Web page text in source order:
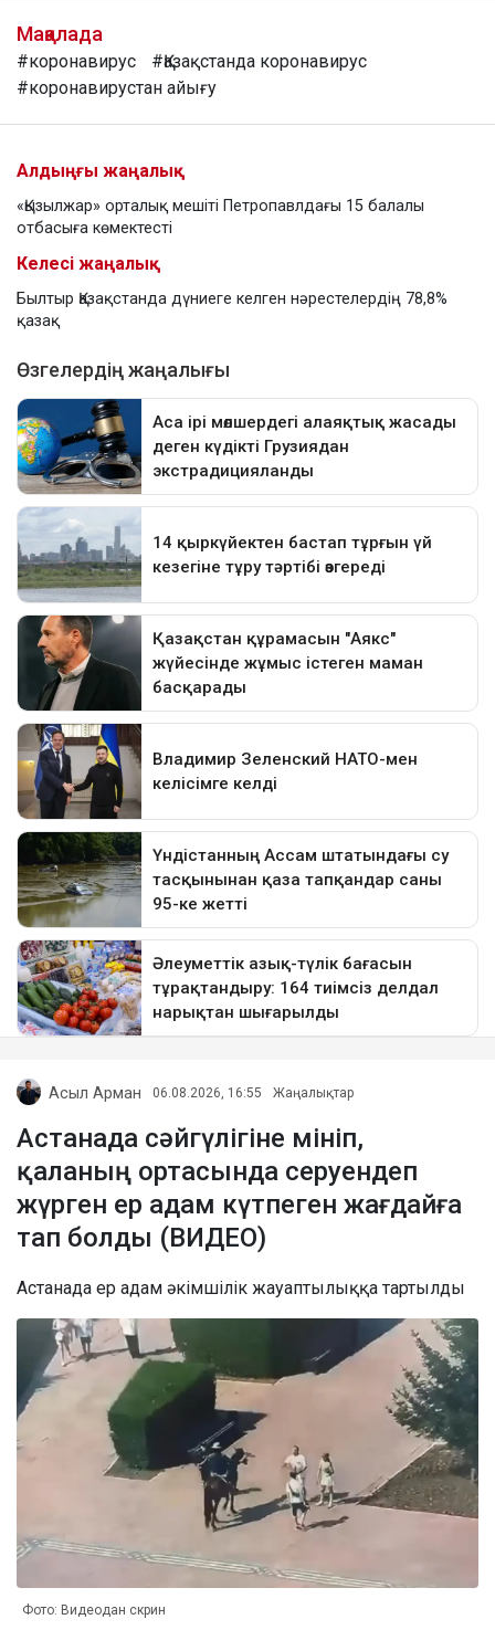
Мақалада
#коронавирус
#Қазақстанда коронавирус
#коронавирустан айығу
Алдыңғы жаңалық
«Қызылжар» орталық мешіті Петропавлдағы 15 балалы
отбасыға көмектесті
Келесі жаңалық
Былтыр Қазақстанда дүниеге келген нәрестелердің 78,8%
қазақ
Асыл Арман 06.08.2026, 16:55 Жаңалықтар
Астанада сәйгүлігіне мініп,
қаланың ортасында серуендеп
жүрген ер адам күтпеген жағдайға
тап болды (ВИДЕО)
Астанада ер адам әкімшілік жауаптылыққа тартылды
Фото: Видеодан скрин